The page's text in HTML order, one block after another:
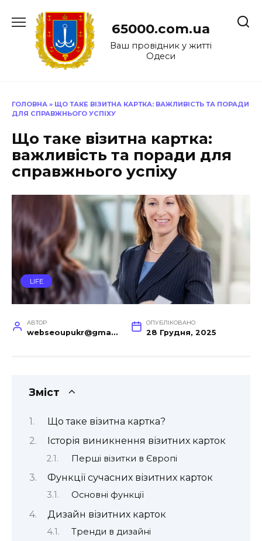
до
65000.com.ua
Ваш провідник у житті
Одеси
ГОЛОВНА » ЩО ТАКЕ ВІЗИТНА КАРТКА: ВАЖЛИВІСТЬ ТА ПОРАДИ
ДЛЯ СПРАВЖНЬОГО УСПІХУ
Що таке візитна картка:
важливість та поради для
справжнього успіху
LIFE
АВТОР
webseoupukr@gmail.com
ОПУБЛІКОВАНО
28 Грудня, 2025
Зміст
Що таке візитна картка?
Історія виникнення візитних карток
Перші візитки в Європі
Функції сучасних візитних карток
Основні функції
Дизайн візитних карток
Тренди в дизайні